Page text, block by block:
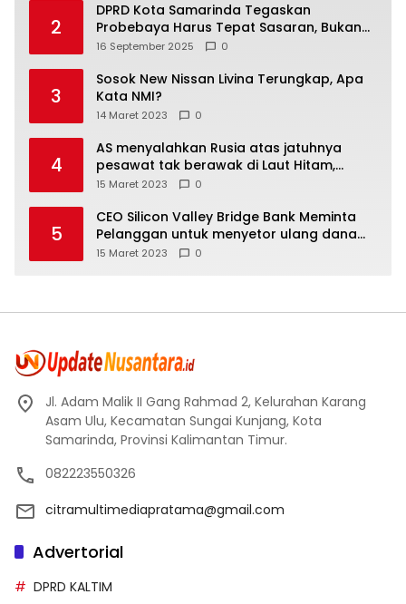
2
DPRD Kota Samarinda Tegaskan
Probebaya Harus Tepat Sasaran, Bukan
Hanya Infrastruktur Semata
16 September 2025 0
3
Sosok New Nissan Livina Terungkap, Apa
Kata NMI?
14 Maret 2023 0
4
AS menyalahkan Rusia atas jatuhnya
pesawat tak berawak di Laut Hitam,
Moskow menyangkal
15 Maret 2023 0
5
CEO Silicon Valley Bridge Bank Meminta
Pelanggan untuk menyetor ulang dana
Mereka
15 Maret 2023 0
Jl. Adam Malik II Gang Rahmad 2, Kelurahan Karang
Asam Ulu, Kecamatan Sungai Kunjang, Kota
Samarinda, Provinsi Kalimantan Timur.
082223550326
citramultimediapratama@gmail.com
Advertorial
DPRD KALTIM